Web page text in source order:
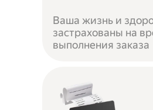
Ваша жизнь и
застрахованы на
выполнения заказа